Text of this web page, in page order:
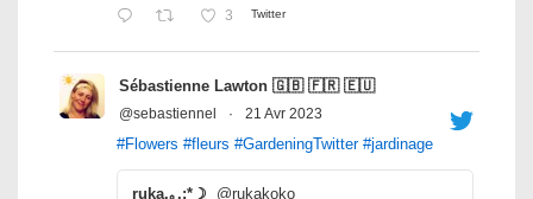
3 Twitter
Sébastienne Lawton 🇬🇧 🇫🇷 🇪🇺
@sebastiennel · 21 Avr 2023
#Flowers #fleurs #GardeningTwitter #jardinage
ruka.｡.:*☽ฺ @rukakoko